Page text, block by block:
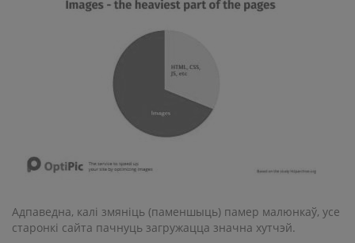
Адпаведна, калі змяніць (паменшыць) памер малюнкаў, усе
старонкі сайта пачнуць загружацца значна хутчэй.